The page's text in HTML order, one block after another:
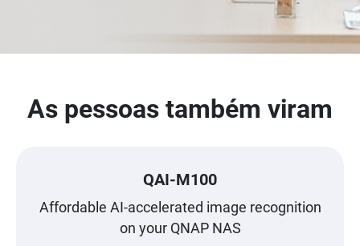
As pessoas também viram
QAI-M100
Affordable AI-accelerated image recognition
on your QNAP NAS